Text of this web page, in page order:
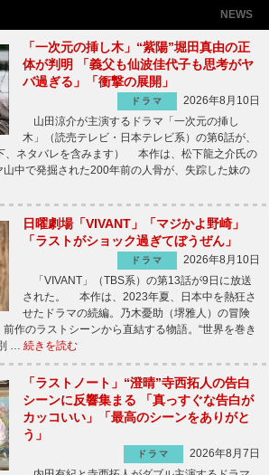
NEWS
「一次元の挿し木」“紫陽”堀田真由の正
体が判明 「義父も仙波佳代子も思考がヤ
バ過ぎる」「衝撃の展開」
ドラマ
2026年8月10日
山田涼介が主演するドラマ「一次元の挿し
木」（読売テレビ・日本テレビ系）の第6話が、
、ネタバレを含みます） 本作は、松下龍之介氏の
中で発掘された200年前の人骨が、失踪した妹の
日曜劇場「VIVANT」「マジかよ野崎」
「ラストがショック過ぎてぼうぜん」
ドラマ
2026年8月10日
「VIVANT」（TBS系）の第13話が9日に放送
された。 本作は、2023年夏、日本中を熱狂さ
せたドラマの続編。乃木憂助（堺雅人）の冒険
作のラストシーンから直結する物語。“世界を巻き
… 続きを読む
「ラストノート」“澄晴”寺西拓人の告白
シーンに反響集まる 「真っすぐな告白が
カッコいい」「最高のシーンをありがと
う」
ドラマ
2026年8月7日